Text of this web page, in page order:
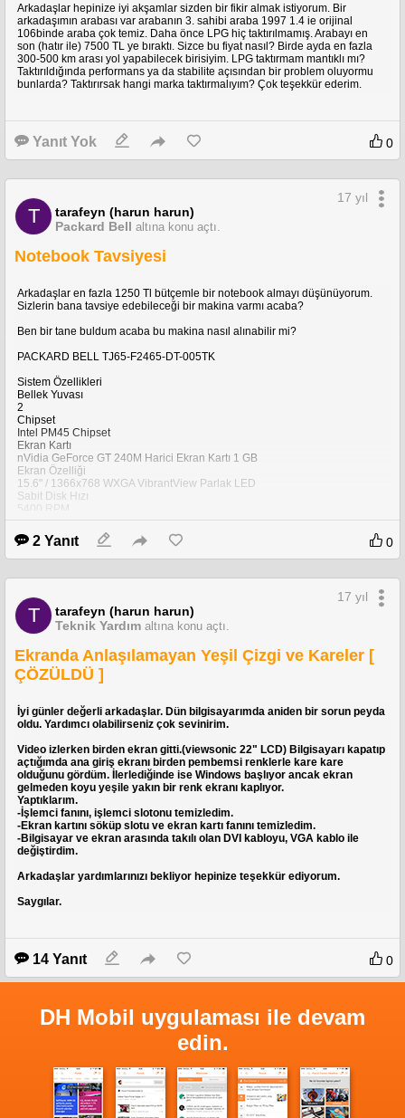
Arkadaşlar hepinize iyi akşamlar sizden bir fikir almak istiyorum. Bir
arkadaşımın arabası var arabanın 3. sahibi araba 1997 1.4 ie orijinal
106binde araba çok temiz. Daha önce LPG hiç taktırılmamış. Arabayı en
son (hatır ile) 7500 TL ye bıraktı. Sizce bu fiyat nasıl? Birde ayda en fazla
300-500 km arası yol yapabilecek birisiyim. LPG taktırmam mantıklı mı?
Taktırıldığında performans ya da stabilite açısından bir problem oluyormu
bunlarda? Taktırırsak hangi marka taktırmalıyım? Çok teşekkür ederim.
Yanıt Yok 0
T
tarafeyn (harun harun)
Packard Bell altına konu açtı.
17 yıl
Notebook Tavsiyesi
Arkadaşlar en fazla 1250 Tl bütçemle bir notebook almayı düşünüyorum.
Sizlerin bana tavsiye edebileceği bir makina varmı acaba?
Ben bir tane buldum acaba bu makina nasıl alınabilir mi?
PACKARD BELL TJ65-F2465-DT-005TK
Sistem Özellikleri
Bellek Yuvası
2
Chipset
Intel PM45 Chipset
Ekran Kartı
nVidia GeForce GT 240M Harici Ekran Kartı 1 GB
Ekran Özelliği
15.6" / 1366x768 WXGA VibrantView Parlak LED
Sabit Disk Hızı
5400 RPM
Sabit Disk Kapasitesi (GB)
320 GB
İşlemci Tipi
Intel Core 2 Duo
İşlemci Hızı Aralığı
2 Ghz - 2.9 Ghz
İşletim Sistemi
Linux
Kamera
Var
Klavye
Türkçe Q Klavye
Packard Bell
Optik Sürücü
Parmakizi Okuyucu
Yok
Pil Ömrü
6 Cell Li-ion 1 - 3 Saat Arası Kullanım Odaklı Değişim Süresi
Ses Kartı
MS-Sound uyumlu ses kartı, stereo hoparlör
Sistem Belleği
3072 MB
Bağlanabilirlik
Var
10/100/1000 Gigabit Ethernet Lan
Firewire
Yok
Hdmi
Var
Usb Sayısı
3 Adet
Arkadaşlar ne dersiniz bu makina alınabilinirmi?
2 Yanıt 0
T
tarafeyn (harun harun)
Teknik Yardım altına konu açtı.
17 yıl
Ekranda Anlaşılamayan Yeşil Çizgi ve Kareler [
ÇÖZÜLDÜ ]
İyi günler değerli arkadaşlar. Dün bilgisayarımda aniden bir sorun peyda
oldu. Yardımcı olabilirseniz çok sevinirim.
Video izlerken birden ekran gitti.(viewsonic 22" LCD) Bilgisayarı kapatıp
açtığımda ana giriş ekranı birden pembemsi renklerle kare kare
olduğunu gördüm. İlerlediğinde ise Windows başlıyor ancak ekran
gelmeden koyu yeşile yakın bir renk ekranı kaplıyor.
Yaptıklarım.
-İşlemci fanını, işlemci slotonu temizledim.
-Ekran kartını söküp slotu ve ekran kartı fanını temizledim.
-Bilgisayar ve ekran arasında takılı olan DVI kabloyu, VGA kablo ile
değiştirdim.
Arkadaşlar yardımlarınızı bekliyor hepinize teşekkür ediyorum.
Saygılar.
14 Yanıt 0
DH Mobil uygulaması ile devam
edin.